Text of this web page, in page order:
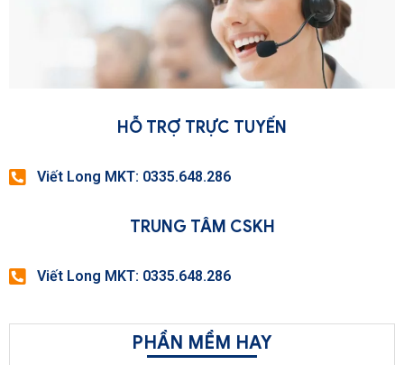
HỖ TRỢ TRỰC TUYẾN
Viết Long MKT: 0335.648.286
TRUNG TÂM CSKH
Viết Long MKT: 0335.648.286
PHẦN MỀM HAY